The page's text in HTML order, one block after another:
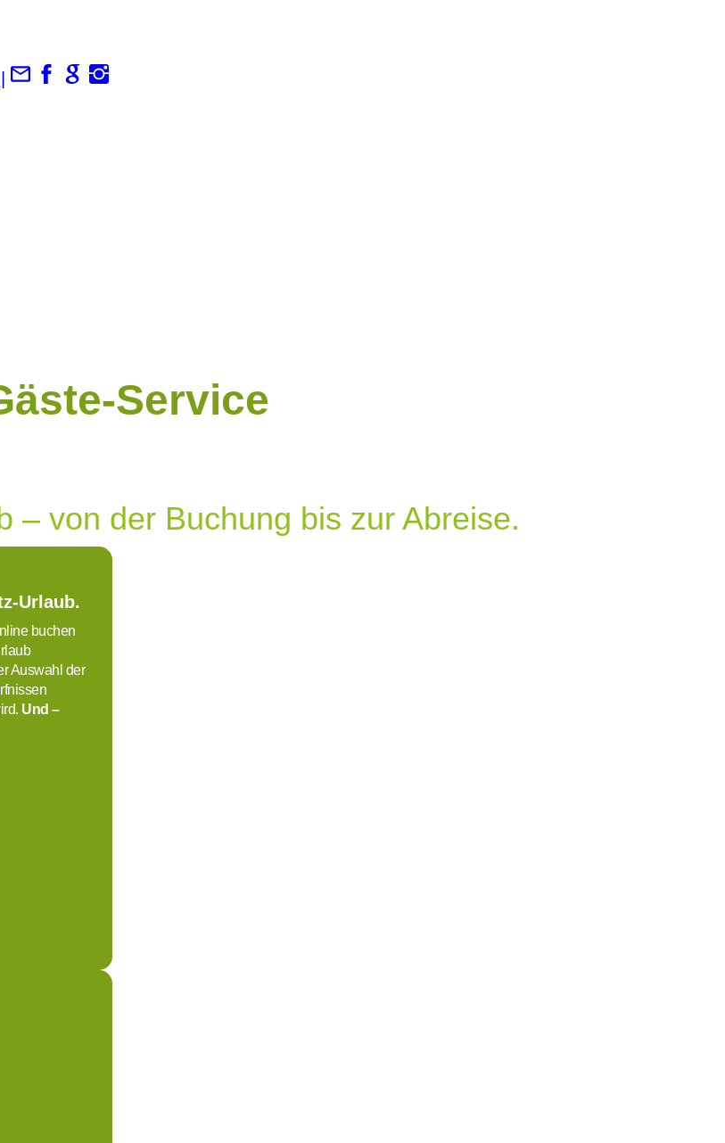
Service
– von der Buchung bis zur Abreise.
Urlaub.
buchen
Auswahl der
Und –